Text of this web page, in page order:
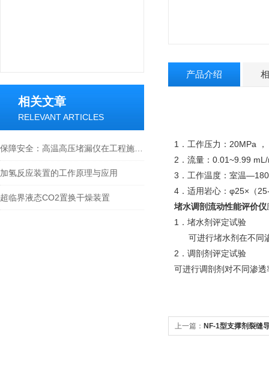
相关文章
RELEVANT ARTICLES
加氢反应装置的工作原理与应用
超临界液态CO2置换干燥装置
产品介绍
1．工作压力：20MPa
2．流量：0.01~9.99
3．工作温度：室温
4．适用岩心：φ25×（
堵水调剖流动性能评价仪
1．堵水剂评定试验
可进行堵水剂在不同
2．调剖剂评定试验
可进行调剖剂对不同渗
上一篇： NF-1型支撑剂裂缝